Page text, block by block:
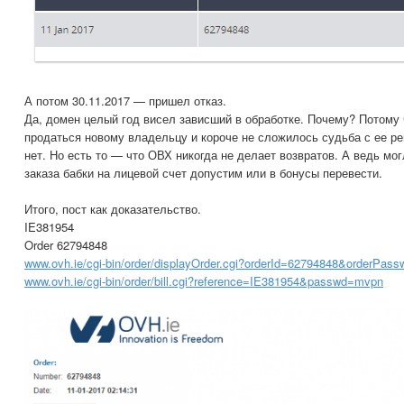
А потом 30.11.2017 — пришел отказ.
Да, домен целый год висел зависший в обработке. Почему? Потому
продаться новому владельцу и короче не сложилось судьба с ее
нет. Но есть то — что ОВХ никогда не делает возвратов. А ведь
заказа бабки на лицевой счет допустим или в бонусы перевести.
Итого, пост как доказательство.
IE381954
Order 62794848
www.ovh.ie/cgi-bin/order/
www.ovh.ie/cgi-bin/order/bill.cgi?reference=IE381954&passwd=mvpn